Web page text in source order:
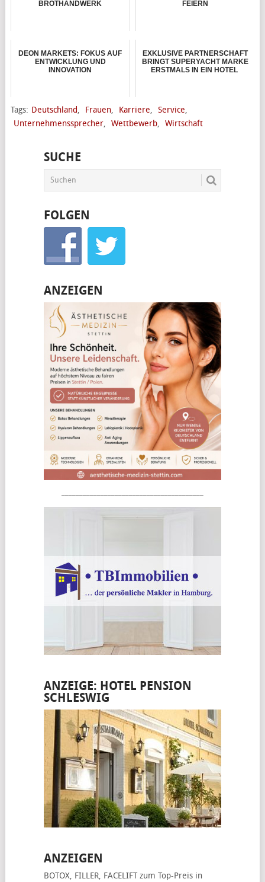
BROTHANDWERK FEIERN
DEON MARKETS: FOKUS AUF
ENTWICKLUNG UND
INNOVATION
EXKLUSIVE PARTNERSCHAFT
BRINGT SUPERYACHT MARKE
ERSTMALS IN EIN HOTEL
Tags: Deutschland, Frauen, Karriere, Service,
Unternehmenssprecher, Wettbewerb, Wirtschaft
SUCHE
FOLGEN
ANZEIGEN
ANZEIGE: HOTEL PENSION
SCHLESWIG
ANZEIGEN
BOTOX, FILLER, FACELIFTzum Top-Preis in